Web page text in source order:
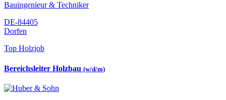
Bauingenieur & Techniker
DE-84405
Dorfen
Top Holzjob
Bereichsleiter Holzbau (w/d/m)